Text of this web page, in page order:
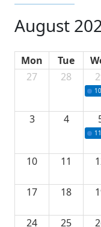
August
Mon Tue
27
28
3 4
10 11
17 18
24 25